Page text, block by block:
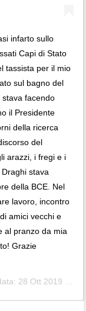
infarto sullo
Capi di Stato
tassista per il mio
sul bagno del
facendo
il Presidente
della ricerca
del
arazzi, i fregi e i
stava
della BCE. Nel
lavoro, incontro
amici vecchi e
al pranzo da mia
Grazie
28 Ott 2019 alle ore 3:10 PDT